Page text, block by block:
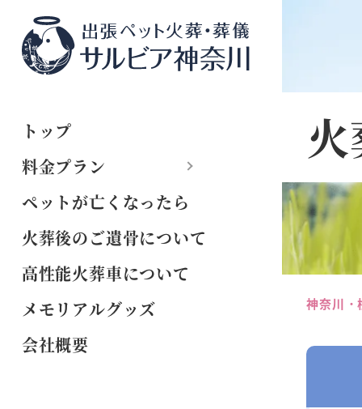
トップ
料金プラン
ペットが亡くなったら
火葬後のご遺骨について
高性能火葬車について
メモリアルグッズ
会社概要
神奈川・